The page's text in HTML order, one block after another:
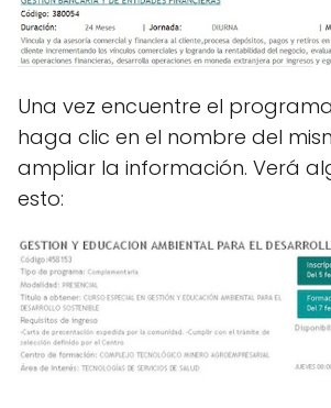
Una vez encuentre el
haga clic en el nombre del
ampliar la información. Verá
esto: